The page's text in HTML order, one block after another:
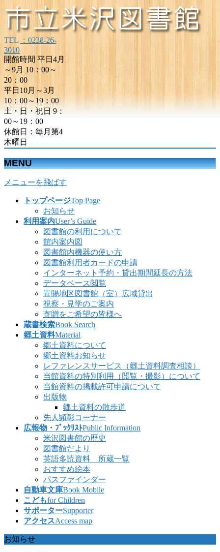
TEL
：0238-26-
3010
開館時間 平日4月
～9月 10：00～
20：00
平日10月～3月
10：00～19：00
土・日・祝日 9：
00～19：00
休館日：毎月第4
木曜日
MENU
メニューを飛ばす
トップページTop Page
お知らせ
利用案内User’s Guide
図書館の利用について
館内案内図
図書館内機器の使い方
図書館利用者カードの申請
インターネット予約・貸出期間延長の方法
データベース閲覧
置賜地区図書館（室）広域貸出
視察・見学のご案内
寄贈をご希望の皆様へ
蔵書検索Book Search
郷土資料Material
郷土資料について
郷土資料お知らせ
レファレンスサービス（郷土資料調査相談）
当館資料の特別利用（閲覧・撮影）について
当館資料の掲載許可申請について
出版物
郷土資料の散歩道
先人顕彰コーナー
広報物・ﾌﾞｯｸﾘｽﾄPublic Information
米沢図書館の歴史
図書館だより
英語多読資料 所蔵一覧
おすすめ絵本
パスファインダー
自動車文庫Book Mobile
こどもfor Children
サポーターSupporter
アクセスAccess map
お知らせ